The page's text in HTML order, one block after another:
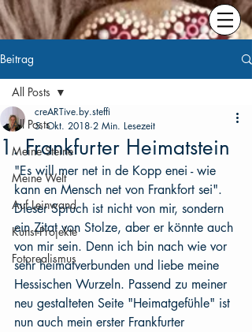
Beitrag
All Posts
Meine Steine
Meine Welt
Auf Leinwand
Kunst-Projekte
Fotorealismus
All Posts
1. Frankfurter Heimatstein
creARTive.by.steffi
5. Okt. 2018 2 Min. Lesezeit
"Es will mer net in de Kopp enei - wie
kann en Mensch net von Frankfort sei".
Dieser Spruch ist nicht von mir, sondern
ein Zitat von Stolze, aber er könnte auch
von mir sein. Denn ich bin nach wie vor
sehr heimatverbunden und liebe meine
Hessischen Wurzeln. Passend zu meiner
neu gestalteten Seite "Heimatgefühle" ist
nun auch mein erster Frankfurter